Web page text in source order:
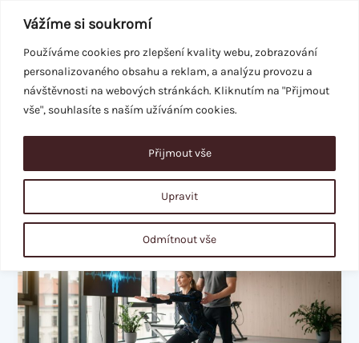
Vážíme si soukromí
Používáme cookies pro zlepšení kvality webu, zobrazování
personalizovaného obsahu a reklam, a analýzu provozu a
návštěvnosti na webových stránkách. Kliknutím na "Přijmout
vše", souhlasíte s naším užíváním cookies.
Upravit
Odmítnout vše
Přijmout vše
obsah
REZERVACE
efektivní cvičení
Váš
EMS
trénink:
Co
vás
čeká